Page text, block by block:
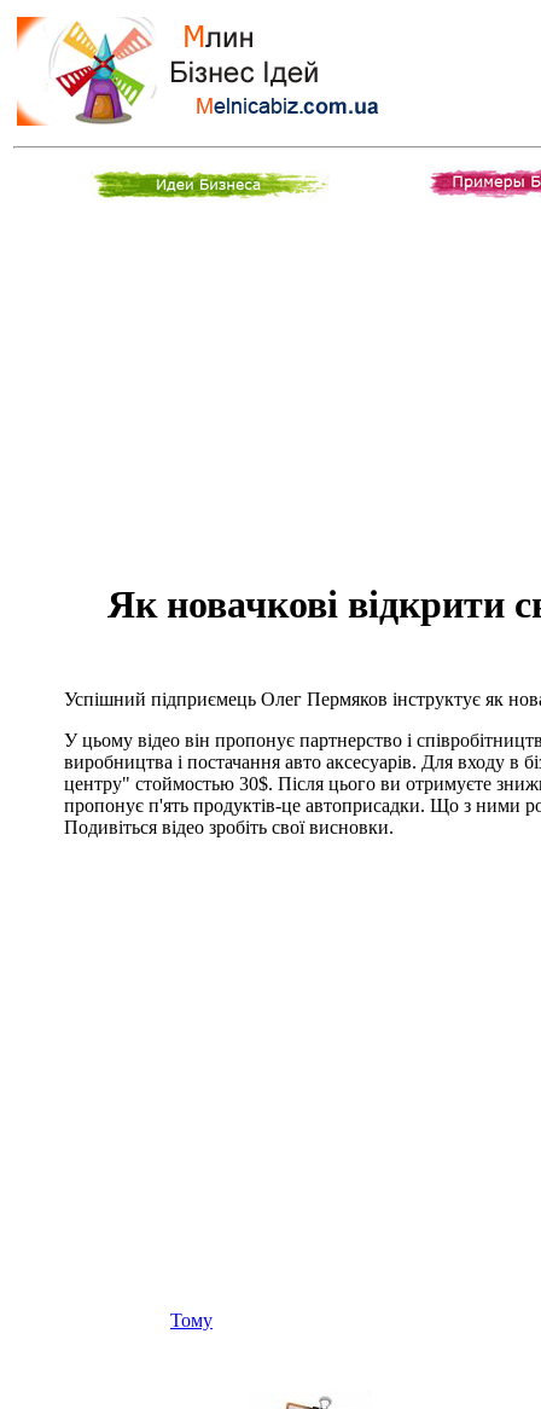
Як новачкові відкрити
Успішний підприємець Олег Пермяков інструктує як
У цьому відео він пропонує партнерство і
виробництва і постачання авто аксесуарів. Для входу в
центру" стоймостью 30$. Після цього ви отримуєте
пропонує п'ять продуктів-це автоприсадки. Що з ними
Подивіться відео зробіть свої висновки.
Тому